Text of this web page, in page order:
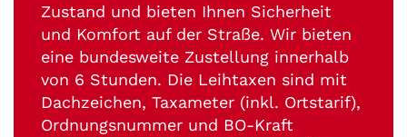
Zustand und bieten Ihnen Sicherheit
und Komfort auf der Straße. Wir bieten
eine bundesweite Zustellung innerhalb
von 6 Stunden. Die Leihtaxen sind mit
Dachzeichen, Taxameter (inkl. Ortstarif),
Ordnungsnummer und BO-Kraft